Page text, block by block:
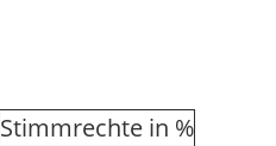
Stimmrechte in %